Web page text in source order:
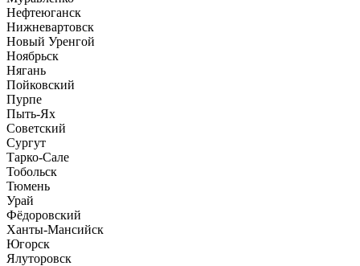
Нефтеюганск
Нижневартовск
Новый Уренгой
Ноябрьск
Нягань
Пойковский
Пурпе
Пыть-Ях
Советский
Сургут
Тарко-Сале
Тобольск
Тюмень
Урай
Фёдоровский
Ханты-Мансийск
Югорск
Ялуторовск